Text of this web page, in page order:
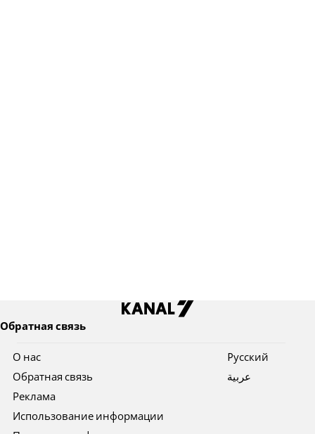
Обратная связь
О нас
Обратная связь
Реклама
Использование информации
Pусский
عربية